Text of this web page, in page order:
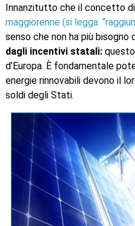
Innanzitutto che il concetto
maggiorenne (si legga:
senso che non ha più
dagli incentivi statali:questo
d’Europa. È fondamentale
energie rinnovabili devono il
soldi degli Stati.